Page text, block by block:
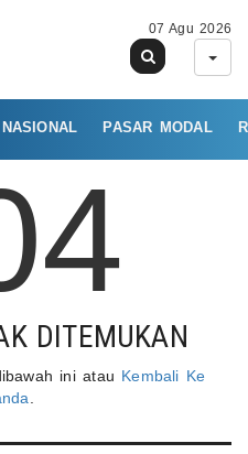
07 Agu 2026
NASIONAL PASAR MODAL
DITEMUKAN
ini atau Kembali Ke